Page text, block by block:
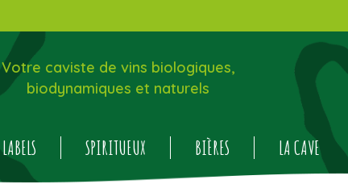
Votre caviste de vins biologiques,
biodynamiques et naturels
LABELS SPIRITUEUX BIÈRES LA CAVE